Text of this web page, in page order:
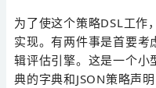
为了使这个策略DSL工作
实现。有两件事是首要考
辑评估引擎。这是一个小
典的字典和JSON策略声